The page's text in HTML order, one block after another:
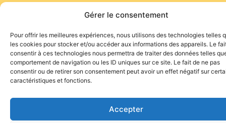
Gérer le consentement
Pour offrir les meilleures expériences, nous utilisons des technologies telles
les cookies pour stocker et/ou accéder aux informations des appareils. Le
consentir à ces technologies nous permettra de traiter des données telles
comportement de navigation ou les ID uniques sur ce site. Le fait de ne pas
consentir ou de retirer son consentement peut avoir un effet négatif sur
caractéristiques et fonctions.
Accepter
Site de l'association TOROFIESTA